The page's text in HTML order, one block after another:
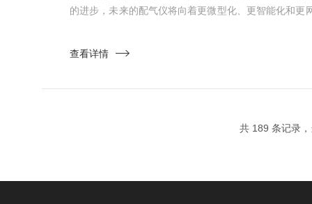
的进步，未来的配气仪将向着更微型化、更智能化和更
发展，动态配气技术逐渐成为主流，它以连续流动的方
查看详情
共 189 条记录